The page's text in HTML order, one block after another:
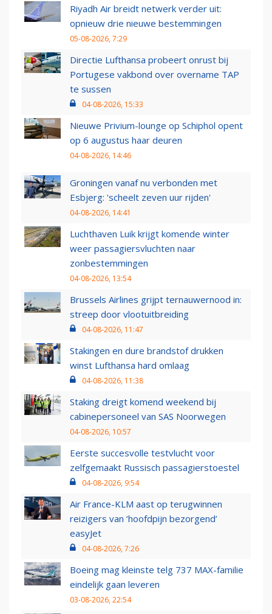
Riyadh Air breidt netwerk verder uit:
opnieuw drie nieuwe bestemmingen
05-08-2026, 7:29
Directie Lufthansa probeert onrust bij
Portugese vakbond over overname TAP
te sussen
04-08-2026, 15:33
Nieuwe Privium-lounge op Schiphol opent
op 6 augustus haar deuren
04-08-2026, 14:46
Groningen vanaf nu verbonden met
Esbjerg: 'scheelt zeven uur rijden'
04-08-2026, 14:41
Luchthaven Luik krijgt komende winter
weer passagiersvluchten naar
zonbestemmingen
04-08-2026, 13:54
Brussels Airlines grijpt ternauwernood in:
streep door vlootuitbreiding
04-08-2026, 11:47
Stakingen en dure brandstof drukken
winst Lufthansa hard omlaag
04-08-2026, 11:38
Staking dreigt komend weekend bij
cabinepersoneel van SAS Noorwegen
04-08-2026, 10:57
Eerste succesvolle testvlucht voor
zelfgemaakt Russisch passagierstoestel
04-08-2026, 9:54
Air France-KLM aast op terugwinnen
reizigers van ‘hoofdpijn bezorgend’
easyJet
04-08-2026, 7:26
Boeing mag kleinste telg 737 MAX-familie
eindelijk gaan leveren
03-08-2026, 22:54